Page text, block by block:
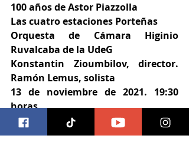
100 años de Astor Piazzolla
Las cuatro estaciones Porteñas
Orquesta de Cámara Higinio
Ruvalcaba de la UdeG
Konstantin Zioumbilov, director.
Ramón Lemus, solista
13 de noviembre de 2021. 19:30
horas
Sala 3 del Conjunto Santander.
Zapopan, Jalisco